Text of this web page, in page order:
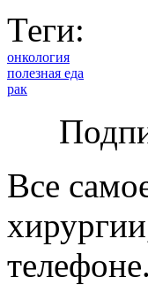
Теги:
онкология
полезная еда
рак
Все
телефоне.